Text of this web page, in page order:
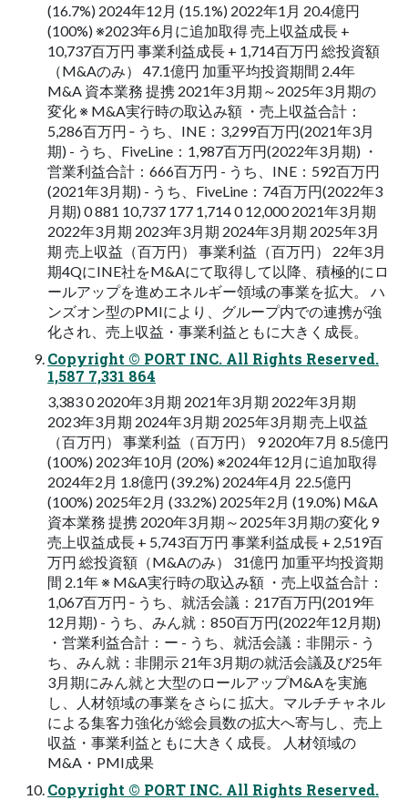
(16.7%) 2024年12月 (15.1%) 2022年1月 20.4億円
(100%) ※2023年6月に追加取得 売上収益成長 +
10,737百万円 事業利益成長 + 1,714百万円 総投資額
（M&Aのみ） 47.1億円 加重平均投資期間 2.4年
M&A 資本業務 提携 2021年3月期～2025年3月期の
変化 ※ M&A実行時の取込み額 ・売上収益合計：
5,286百万円 ‐ うち、INE：3,299百万円(2021年3月
期) - うち、FiveLine：1,987百万円(2022年3月期) ・
営業利益合計：666百万円 - うち、INE：592百万円
(2021年3月期) - うち、FiveLine：74百万円(2022年3
月期) 0 881 10,737 177 1,714 0 12,000 2021年3月期
2022年3月期 2023年3月期 2024年3月期 2025年3月
期 売上収益（百万円） 事業利益（百万円） 22年3月
期4QにINE社をM&Aにて取得して以降、積極的にロ
ールアップを進めエネルギー領域の事業を拡大。 ハ
ンズオン型のPMIにより、グループ内での連携が強
化され、売上収益・事業利益ともに大きく成長。
Copyright © PORT INC. All Rights Reserved.
1,587 7,331 864
3,383 0 2020年3月期 2021年3月期 2022年3月期
2023年3月期 2024年3月期 2025年3月期 売上収益
（百万円） 事業利益（百万円） 9 2020年7月 8.5億円
(100%) 2023年10月 (20%) ※2024年12月に追加取得
2024年2月 1.8億円 (39.2%) 2024年4月 22.5億円
(100%) 2025年2月 (33.2%) 2025年2月 (19.0%) M&A
資本業務 提携 2020年3月期～2025年3月期の変化 9
売上収益成長 + 5,743百万円 事業利益成長 + 2,519百
万円 総投資額（M&Aのみ） 31億円 加重平均投資期
間 2.1年 ※ M&A実行時の取込み額 ・売上収益合計：
1,067百万円 ‐ うち、就活会議：217百万円(2019年
12月期) - うち、みん就：850百万円(2022年12月期)
・営業利益合計：ー - うち、就活会議：非開示 - う
ち、みん就：非開示 21年3月期の就活会議及び25年
3月期にみん就と大型のロールアップM&Aを実施
し、人材領域の事業をさらに 拡大。マルチチャネル
による集客力強化が総会員数の拡大へ寄与し、売上
収益・事業利益ともに大きく成長。 人材領域の
M&A・PMI成果
Copyright © PORT INC. All Rights Reserved.